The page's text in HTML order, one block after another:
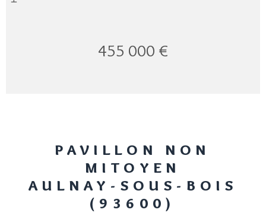
455 000 €
PAVILLON NON
MITOYEN
AULNAY-SOUS-BOIS
(93600)